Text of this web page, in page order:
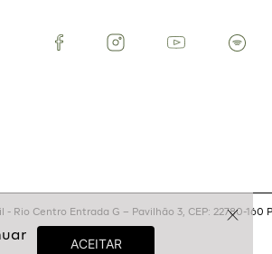
Rio Centro Entrada G – Pavilhão 3, CEP: 22780-160